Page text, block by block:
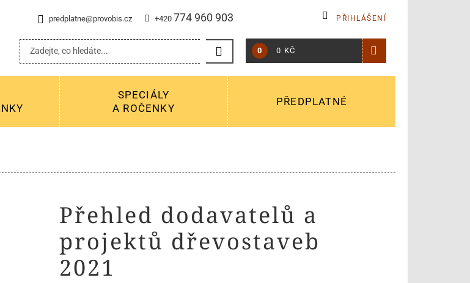
predplatne@provobis.cz +420 774 960 903 PŘIHLÁŠENÍ
0 0 KČ
SPECIÁLY
A ROČENKY
PŘEDPLATNÉ
Přehled dodavatelů a
projektů dřevostaveb
2021